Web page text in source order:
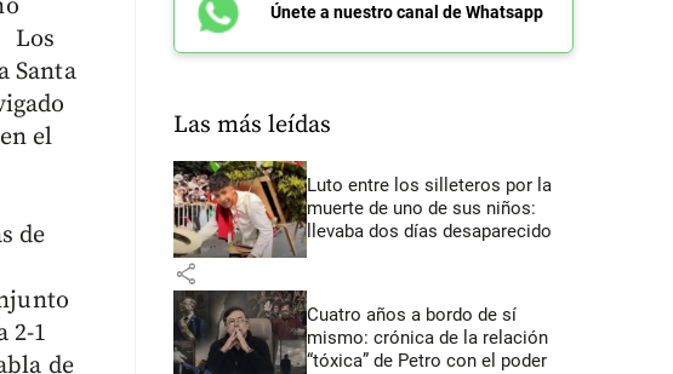
Los
Santa
el
de
2-1
de
Únete a nuestro canal de Whatsapp
Las más leídas
Luto entre los silleteros por la
muerte de uno de sus niños:
llevaba dos días desaparecido
share
Cuatro años a bordo de sí
mismo: crónica de la relación
“tóxica” de Petro con el poder